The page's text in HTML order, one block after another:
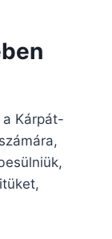
Kárpát-